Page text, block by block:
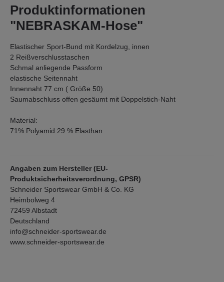
Produktinformationen
"NEBRASKAM-Hose"
Elastischer Sport-Bund mit Kordelzug, innen
2 Reißverschlusstaschen
Schmal anliegende Passform
elastische Seitennaht
Innennaht 77 cm ( Größe 50)
Saumabschluss offen gesäumt mit Doppelstich-Naht
Material:
71% Polyamid 29 % Elasthan
Angaben zum Hersteller (EU-
Produktsicherheitsverordnung, GPSR)
Schneider Sportswear GmbH & Co. KG
Heimbolweg 4
72459 Albstadt
Deutschland
info@schneider-sportswear.de
www.schneider-sportswear.de